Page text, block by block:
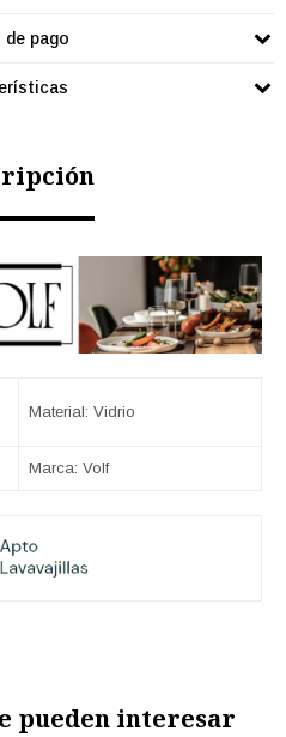
de pago
Material: Vidrio
Marca: Volf
pueden interesar